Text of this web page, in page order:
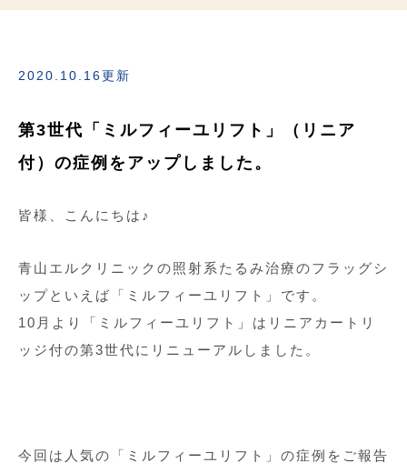
2020.10.16更新
第3世代「ミルフィーユリフト」（リニア
付）の症例をアップしました。
皆様、こんにちは♪
青山エルクリニックの照射系たるみ治療のフラッグシ
ップといえば「ミルフィーユリフト」です。
10月より「ミルフィーユリフト」はリニアカートリ
ッジ付の第3世代にリニューアルしました。
今回は人気の「ミルフィーユリフト」の症例をご報告